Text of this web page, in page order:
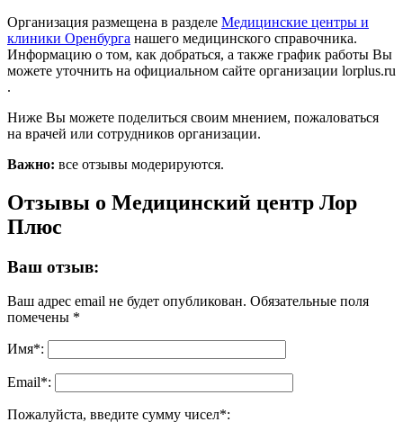
Организация размещена в разделе Медицинские центры и
клиники Оренбурга нашего медицинского справочника.
Информацию о том, как добраться, а также график работы Вы
можете уточнить на официальном сайте организации lorplus.ru
.
Ниже Вы можете поделиться своим мнением, пожаловаться
на врачей или сотрудников организации.
Важно: все отзывы модерируются.
Отзывы о Медицинский центр Лор
Плюс
Ваш отзыв:
Ваш адрес email не будет опубликован. Обязательные поля
помечены *
Имя*:
Email*:
Пожалуйста, введите сумму чисел*: